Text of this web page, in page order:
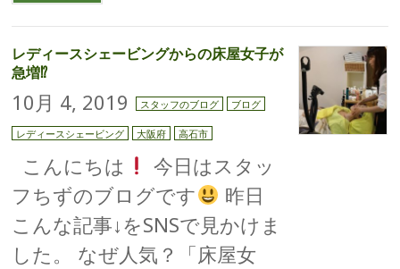
レディースシェービングからの床屋女子が
急増⁉︎
10月 4, 2019 スタッフのブログ ブログ
レディースシェービング 大阪府 高石市
こんにちは
今日はスタッ
フちずのブログです
昨日
こんな記事↓をSNSで見かけま
した。 なぜ人気？「床屋女